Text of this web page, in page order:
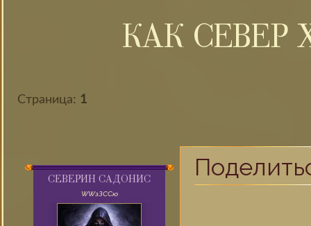
КАК СЕВЕР
Страница: 1
СЕВЕРИН САДОНИС
WWзЗССю